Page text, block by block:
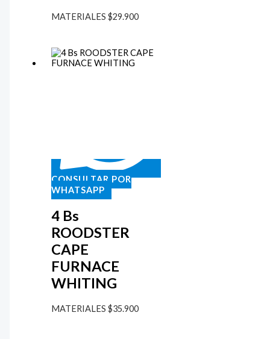
MATERIALES$29.900
CONSULTAR POR
WHATSAPP
4 Bs
ROODSTER
CAPE
FURNACE
WHITING
MATERIALES$35.900